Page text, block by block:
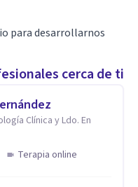
para desarrollarnos
cerca de ti
Clínica y Ldo. En
Terapia online